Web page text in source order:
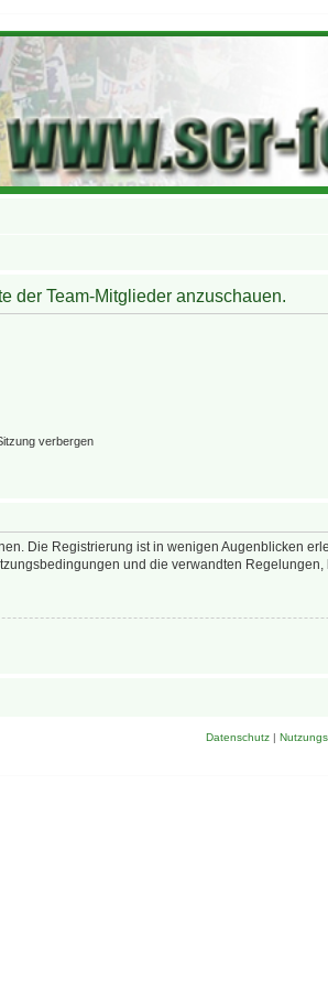
der Team-Mitglieder anzuschauen.
verbergen
Die Registrierung ist in wenigen Augenblicken
und die verwandten
Datenschutz|